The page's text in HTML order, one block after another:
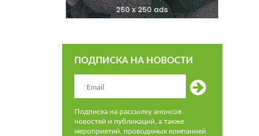
ПОДПИСКА НА НОВОСТИ
Подписка на рассылку анонсов
новостей и публикаций, а также
мероприятий, проводимых компанией.